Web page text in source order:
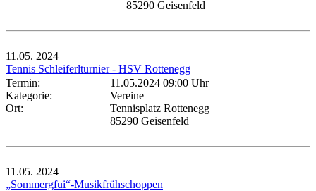
85290 Geisenfeld
11.05. 2024
Tennis Schleiferlturnier - HSV Rottenegg
Termin:
11.05.2024 09:00 Uhr
Kategorie:
Vereine
Ort:
Tennisplatz Rottenegg
85290 Geisenfeld
11.05. 2024
„Sommergfui“-Musikfrühschoppen